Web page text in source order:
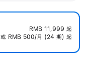
RMB 11,999 起
或 RMB 500/月 (24 期) 起